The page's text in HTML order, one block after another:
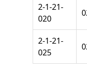
2-1-21-
020
2-1-21-
025